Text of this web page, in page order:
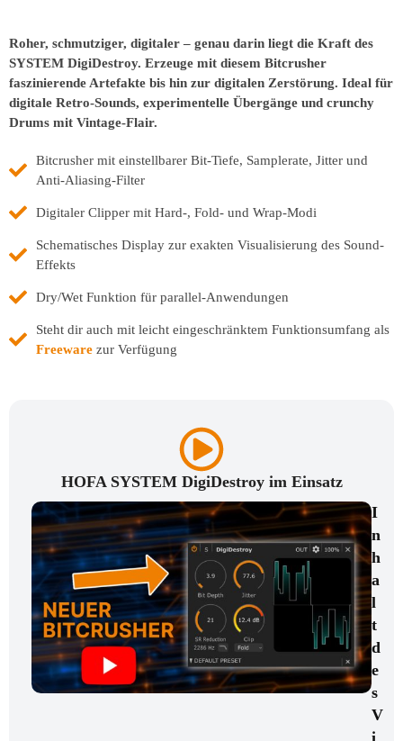
Roher, schmutziger, digitaler – genau darin liegt die Kraft des
SYSTEM DigiDestroy. Erzeuge mit diesem Bitcrusher
faszinierende Artefakte bis hin zur digitalen Zerstörung. Ideal für
digitale Retro-Sounds, experimentelle Übergänge und crunchy
Drums mit Vintage-Flair.
Bitcrusher mit einstellbarer Bit-Tiefe, Samplerate, Jitter und
Anti-Aliasing-Filter
Digitaler Clipper mit Hard-, Fold- und Wrap-Modi
Schematisches Display zur exakten Visualisierung des Sound-
Effekts
Dry/Wet Funktion für parallel-Anwendungen
Steht dir auch mit leicht eingeschränktem Funktionsumfang als
Freeware zur Verfügung
HOFA SYSTEM DigiDestroy im Einsatz
I
n
h
a
l
t
d
e
s
V
i